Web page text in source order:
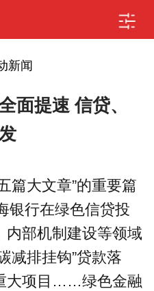
新闻
面提速 信贷、
篇大文章”的重要篇
银行在绿色信贷投
内部机制建设等领域
减排挂钩”贷款落
大项目……绿色金融